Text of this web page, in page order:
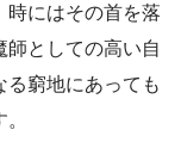
時にはその首を落
師としての高い自
る窮地にあっても